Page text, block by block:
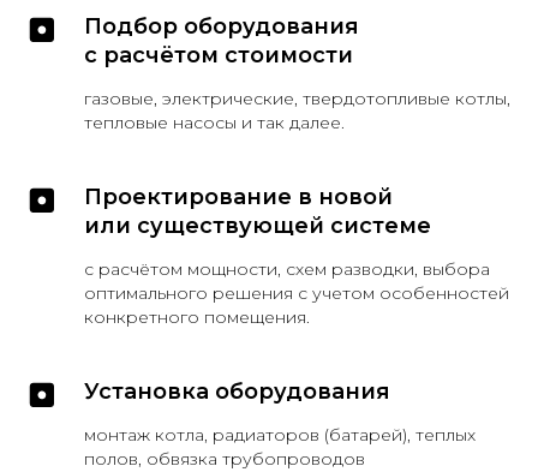
Подбор оборудования
с расчётом стоимости
газовые, электрические, твердотопливые котлы,
тепловые насосы и так далее.
Проектирование в новой
или существующей системе
с расчётом мощности, схем разводки, выбора
оптимального решения с учетом особенностей
конкретного помещения.
Установка оборудования
монтаж котла, радиаторов (батарей), теплых
полов, обвязка трубопроводов